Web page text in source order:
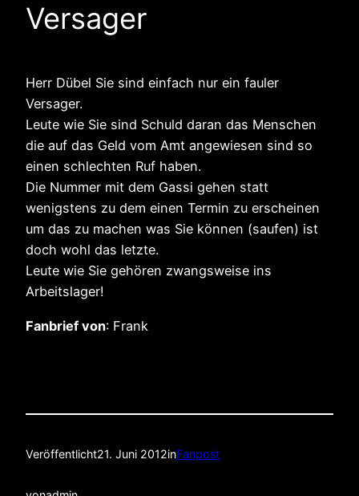
Versager
Herr Dübel Sie sind einfach nur ein fauler
Versager.
Leute wie Sie sind Schuld daran das Menschen
die auf das Geld vom Amt angewiesen sind so
einen schlechten Ruf haben.
Die Nummer mit dem Gassi gehen statt
wenigstens zu dem einen Termin zu erscheinen
um das zu machen was Sie können (saufen) ist
doch wohl das letzte.
Leute wie Sie gehören zwangsweise ins
Arbeitslager!
Fanbrief von: Frank
Veröffentlicht21. Juni 2012inFanpost